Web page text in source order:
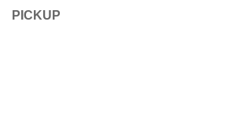
PICKUP